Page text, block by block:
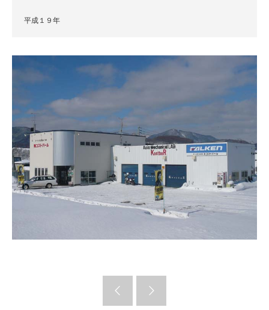
平成１９年